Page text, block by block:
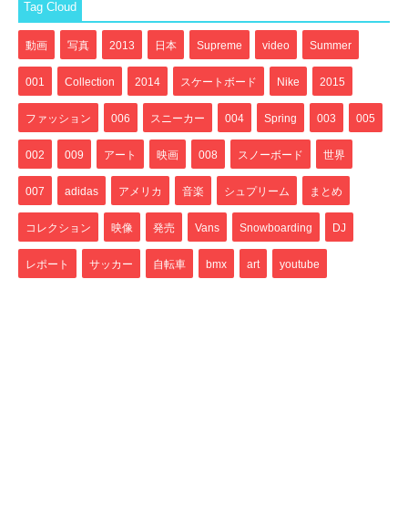
Tag Cloud
動画 写真 2013 日本 Supreme video Summer
001 Collection 2014 スケートボード Nike 2015
ファッション 006 スニーカー 004 Spring 003 005
002 009 アート 映画 008 スノーボード 世界
007 adidas アメリカ 音楽 シュプリーム まとめ
コレクション 映像 発売 Vans Snowboarding DJ
レポート サッカー 自転車 bmx art youtube